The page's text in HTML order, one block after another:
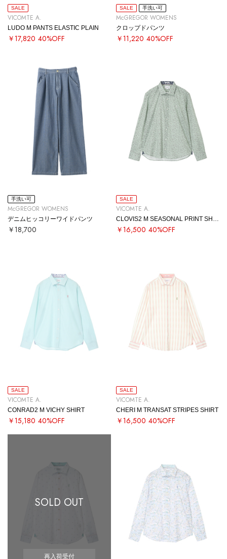
SALE
VICOMTE A.
LUDO M PANTS ELASTIC PLAIN
￥17,820 40%OFF
SALE 手洗い可
McGREGOR WOMENS
クロップドパンツ
￥11,220 40%OFF
手洗い可
McGREGOR WOMENS
デニムヒッコリーワイドパンツ
￥18,700
SALE
VICOMTE A.
￥16,500 40%OFF
SALE
VICOMTE A.
CONRAD2 M VICHY SHIRT
￥15,180 40%OFF
SALE
VICOMTE A.
CHERI M TRANSAT STRIPES SHIRT
￥16,500 40%OFF
SOLD OUT
再入荷受付